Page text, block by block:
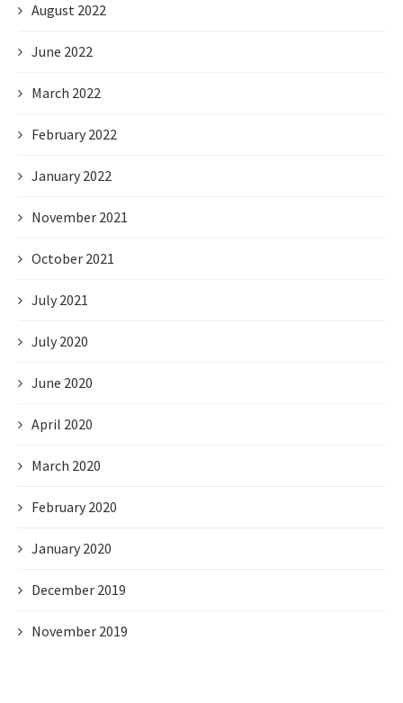
August 2022
June 2022
March 2022
February 2022
January 2022
November 2021
October 2021
July 2021
July 2020
June 2020
April 2020
March 2020
February 2020
January 2020
December 2019
November 2019